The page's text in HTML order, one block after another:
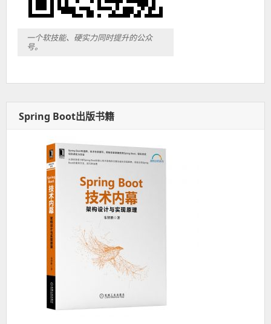
一个软技能、硬实力同时提升的公众
号。
Spring Boot出版书籍